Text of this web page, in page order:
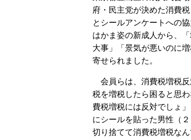
府・民主党が決めた消費
とシールアンケートへの
はかま姿の新成人から、
大事」「景気が悪いのに
寄せられました。
会員らは、消費税増税
税を増税したら困ると思
費税増税には反対でしょ
にシールを貼った男性（
切り捨てて消費税増税な